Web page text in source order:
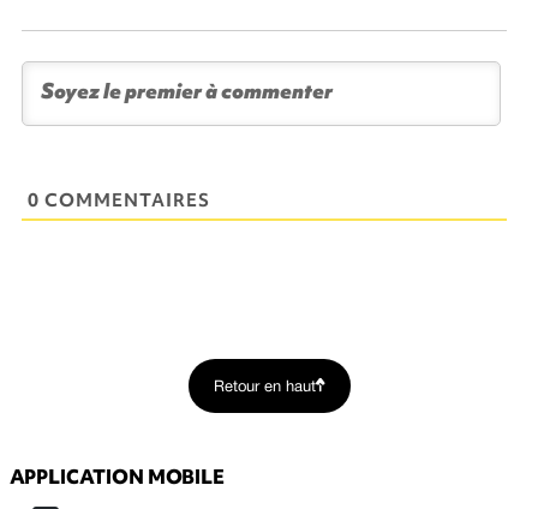
0 COMMENTAIRES
Retour en haut
APPLICATION MOBILE